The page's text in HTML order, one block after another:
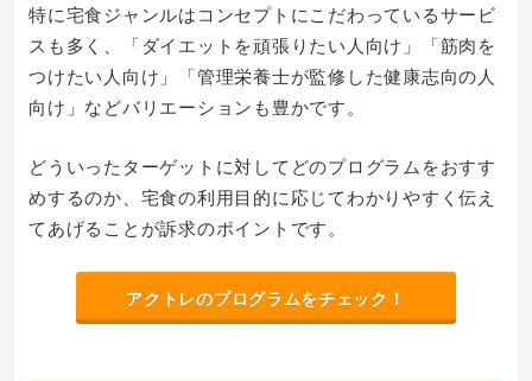
特に宅食ジャンルはコンセプトにこだわっているサービ
スも多く、「ダイエットを頑張りたい人向け」「筋肉を
つけたい人向け」「管理栄養士が監修した健康志向の人
向け」などバリエーションも豊かです。
どういったターゲットに対してどのプログラムをおすす
めするのか、宅食の利用目的に応じてわかりやすく伝え
てあげることが訴求のポイントです。
アクトレのプログラムをチェック！